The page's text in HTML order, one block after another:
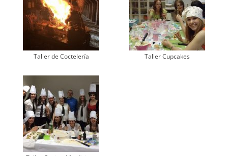
Taller de Coctelería Taller Cupcakes